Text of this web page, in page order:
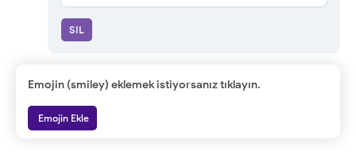
SIL
Emojin (smiley) eklemek istiyorsanız tıklayın.
Emojin Ekle